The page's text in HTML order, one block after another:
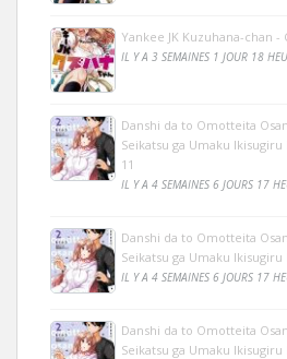
Yankee JK Kuzuhana-chan -
IL Y A 3 SEMAINES 1 JOUR 18
Danshi da to Omotteita
Seikatsu ga Umaku
11
IL Y A 4 SEMAINES 6 JOURS 17
Danshi da to Omotteita
Seikatsu ga Umaku
IL Y A 4 SEMAINES 6 JOURS 17
Danshi da to Omotteita
Seikatsu ga Umaku